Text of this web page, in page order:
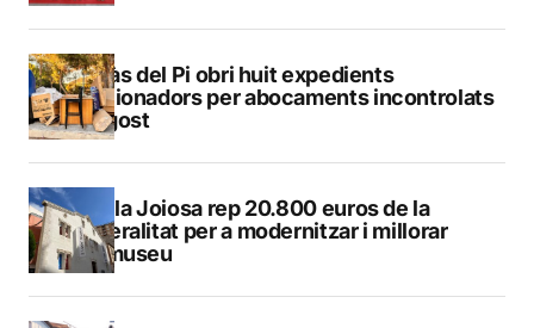
L’Alfàs del Pi obri huit expedients
sancionadors per abocaments incontrolats
a l’agost
La Vila Joiosa rep 20.800 euros de la
Generalitat per a modernitzar i millorar
Vilamuseu